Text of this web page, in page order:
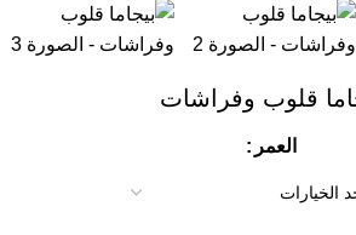
قلوب وفراشات
العمر